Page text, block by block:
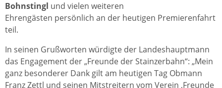
Bohnstingl und vielen weiteren
Ehrengästen persönlich an der heutigen Premierenfahrt
teil.
In seinen Grußworten würdigte der Landeshauptmann
das Engagement der „Freunde der Stainzerbahn“: „Mein
ganz besonderer Dank gilt am heutigen Tag Obmann
Franz Zettl und seinen Mitstreitern vom Verein ,Freunde